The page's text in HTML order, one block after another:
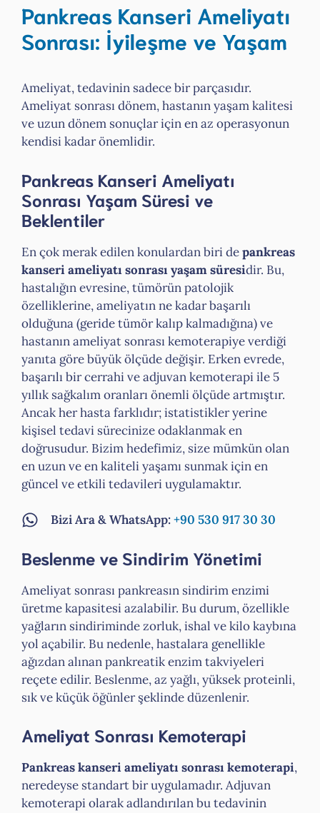
Pankreas Kanseri Ameliyatı
Sonrası: İyileşme ve Yaşam
Ameliyat, tedavinin sadece bir parçasıdır.
Ameliyat sonrası dönem, hastanın yaşam kalitesi
ve uzun dönem sonuçlar için en az operasyonun
kendisi kadar önemlidir.
Pankreas Kanseri Ameliyatı
Sonrası Yaşam Süresi ve
Beklentiler
En çok merak edilen konulardan biri depankreas
kanseri ameliyatı sonrası yaşam süresidir. Bu,
hastalığın evresine, tümörün patolojik
özelliklerine, ameliyatın ne kadar başarılı
olduğuna (geride tümör kalıp kalmadığına) ve
hastanın ameliyat sonrası kemoterapiye verdiği
yanıta göre büyük ölçüde değişir. Erken evrede,
başarılı bir cerrahi ve adjuvan kemoterapi ile 5
yıllık sağkalım oranları önemli ölçüde artmıştır.
Ancak her hasta farklıdır; istatistikler yerine
kişisel tedavi sürecinize odaklanmak en
doğrusudur. Bizim hedefimiz, size mümkün olan
en uzun ve en kaliteli yaşamı sunmak için en
güncel ve etkili tedavileri uygulamaktır.
Bizi Ara & WhatsApp:+90 530 917 30 30
Beslenme ve Sindirim Yönetimi
Ameliyat sonrası pankreasın sindirim enzimi
üretme kapasitesi azalabilir. Bu durum, özellikle
yağların sindiriminde zorluk, ishal ve kilo kaybına
yol açabilir. Bu nedenle, hastalara genellikle
ağızdan alınan pankreatik enzim takviyeleri
reçete edilir. Beslenme, az yağlı, yüksek proteinli,
sık ve küçük öğünler şeklinde düzenlenir.
Ameliyat Sonrası Kemoterapi
Pankreas kanseri ameliyatı sonrası kemoterapi,
neredeyse standart bir uygulamadır. Adjuvan
kemoterapi olarak adlandırılan bu tedavinin